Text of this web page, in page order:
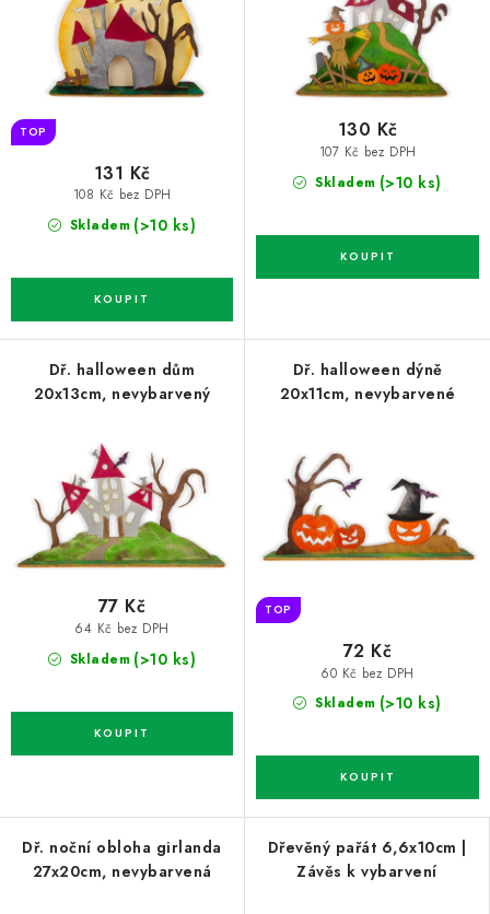
ů
t
ůTOP
Skladem (>10 ks)
108 Kč bez DPH
131 Kč Skladem (>10 ks)
107 Kč bez DPH
130 Kč
Dř. halloween dům
20x13cm, nevybarvený
Skladem (>10 ks)
64 Kč bez DPH
77 Kč
Dř. halloween dýně
20x11cm, nevybarvené
TOP
Skladem (>10 ks)
60 Kč bez DPH
72 Kč
Dř. noční obloha girlanda
27x20cm, nevybarvená
Dřevěný pařát 6,6x10cm |
Závěs k vybarvení